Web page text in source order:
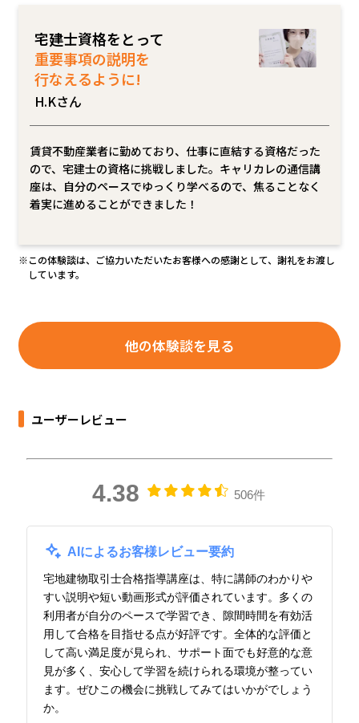
宅建士資格をとって
重要事項の説明を
行なえるように!
H.Kさん
賃貸不動産業者に勤めており、仕事に直結する資格だった
ので、宅建士の資格に挑戦しました。キャリカレの通信講
座は、自分のペースでゆっくり学べるので、焦ることなく
着実に進めることができました！
※この体験談は、ご協力いただいたお客様への感謝として、謝礼をお渡し
しています。
他の体験談を見る
ユーザーレビュー
4.38 506件
AIによるお客様レビュー要約
宅地建物取引士合格指導講座は、特に講師のわかりや
すい説明や短い動画形式が評価されています。多くの
利用者が自分のペースで学習でき、隙間時間を有効活
用して合格を目指せる点が好評です。全体的な評価と
して高い満足度が見られ、サポート面でも好意的な意
見が多く、安心して学習を続けられる環境が整ってい
ます。ぜひこの機会に挑戦してみてはいかがでしょう
か。